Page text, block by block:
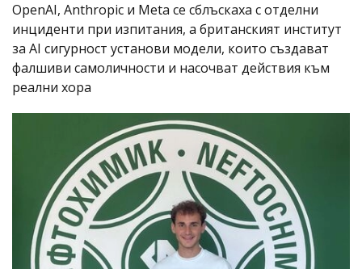
OpenAI, Anthropic и Meta се сблъскаха с отделни
инциденти при изпитания, а британският институт
за AI сигурност установи модели, които създават
фалшиви самоличности и насочват действия към
реални хора